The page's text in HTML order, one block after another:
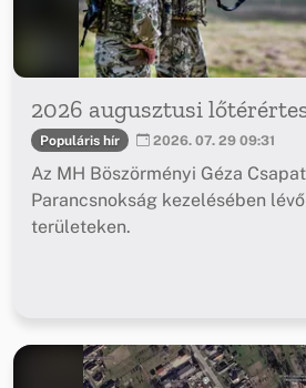
2026 augusztusi
Populáris hír 2026. 07. 29 09:31
Az MH Böszörményi Géza
Parancsnokság kezelésében
területeken.